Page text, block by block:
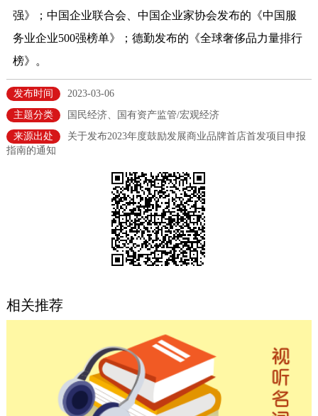
个人服务 法人服务 部门服务
便民服务
中介服务
12345网上接诉即办 我要咨询
在线访谈
北京概况
图说北京 视频北京
强》；中国企业联合会、中国企业家协会发布的《中国服
务业企业500强榜单》；德勤发布的《全球奢侈品力量排行
榜》。
发布时间
2023-03-06
主题分类
国民经济、国有资产监管/宏观经济
来源出处
关于发布2023年度鼓励发展商业品牌首店首发项目申报
指南的通知
相关推荐